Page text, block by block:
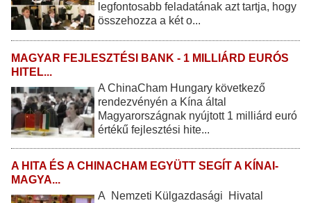
legfontosabb feladatának azt tartja, hogy
összehozza a két o...
MAGYAR FEJLESZTÉSI BANK - 1 MILLIÁRD EURÓS
HITEL...
A ChinaCham Hungary következő
rendezvényén a Kína által
Magyarországnak nyújtott 1 milliárd euró
értékű fejlesztési hite...
A HITA ÉS A CHINACHAM EGYÜTT SEGÍT A KÍNAI-
MAGYA...
A Nemzeti Külgazdasági Hivatal